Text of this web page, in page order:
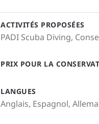
ACTIVITÉS PROPOSÉES
PADI Scuba Diving,
PRIX POUR LA
LANGUES
Anglais, Espagnol,